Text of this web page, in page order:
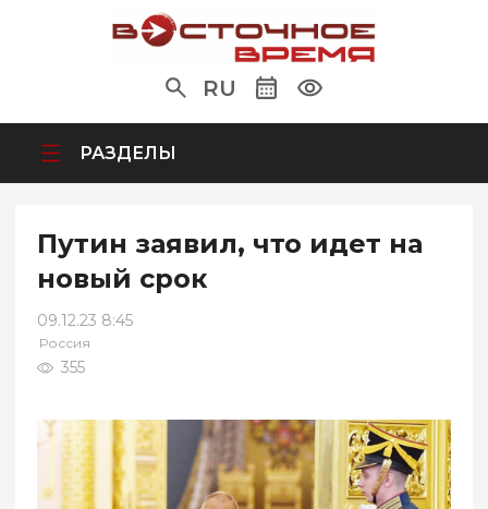
RU
РАЗДЕЛЫ
Путин заявил, что идет на
новый срок
09.12.23 8:45
Россия
355